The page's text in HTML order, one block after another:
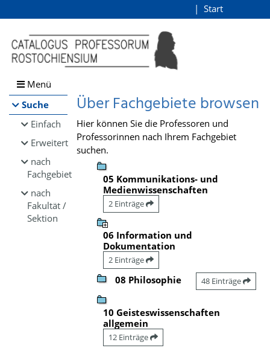
Browsen
direkt zum Inhalt
Start
Menü
Suche
Einfach
Erweitert
nach
Fachgebiet
nach
Fakultät /
Sektion
Über Fachgebiete browsen
Hier können Sie die Professoren und
Professorinnen nach Ihrem Fachgebiet
suchen.
05 Kommunikations- und
Medienwissenschaften
2 Einträge
06 Information und
Dokumentation
2 Einträge
08 Philosophie 48 Einträge
10 Geisteswissenschaften
allgemein
12 Einträge